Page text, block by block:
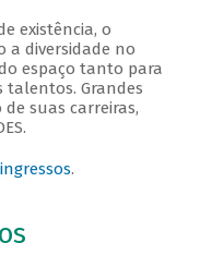
existência, o
a diversidade no
espaço tanto para
Grandes
suas carreiras,
.